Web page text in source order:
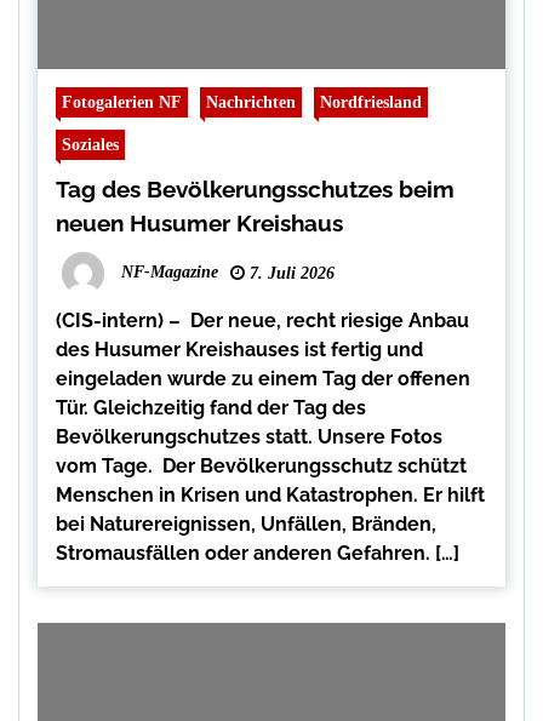
Fotogalerien NF Nachrichten Nordfriesland
Soziales
Tag des Bevölkerungsschutzes beim
neuen Husumer Kreishaus
NF-Magazine 7. Juli 2026
(CIS-intern) – Der neue, recht riesige Anbau
des Husumer Kreishauses ist fertig und
eingeladen wurde zu einem Tag der offenen
Tür. Gleichzeitig fand der Tag des
Bevölkerungschutzes statt. Unsere Fotos
vom Tage. Der Bevölkerungsschutz schützt
Menschen in Krisen und Katastrophen. Er hilft
bei Naturereignissen, Unfällen, Bränden,
Stromausfällen oder anderen Gefahren. […]